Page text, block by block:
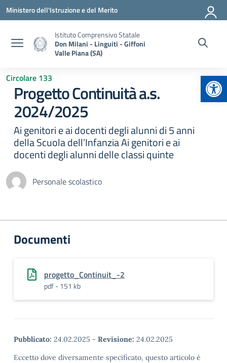
Vai ai contenuti
Vai al menu di navigazione
Vai al footer
Ministero dell'Istruzione e del Merito
Istituto Comprensivo Statale
Don Milani - Linguiti - Giffoni
Valle Piana (SA)
Circolare 133
Progetto Continuità a.s.
2024/2025
Ai genitori e ai docenti degli alunni di 5 anni
della Scuola dell’Infanzia Ai genitori e ai
docenti degli alunni delle classi quinte
Personale scolastico
Documenti
progetto_Continuit_-2
pdf - 151 kb
Pubblicato: 24.02.2025 - Revisione: 24.02.2025
Eccetto dove diversamente specificato, questo articolo è